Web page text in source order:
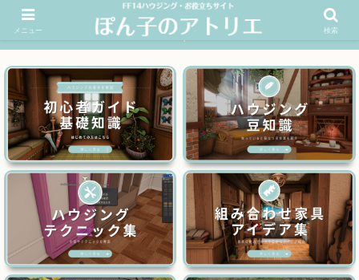
FF14ハウジングお役立ちサイト│ぽん子のアトリエを応援 >>
メニュー 検索